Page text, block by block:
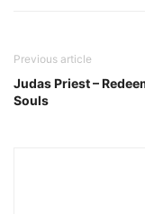
Previous article
Judas Priest –
Souls